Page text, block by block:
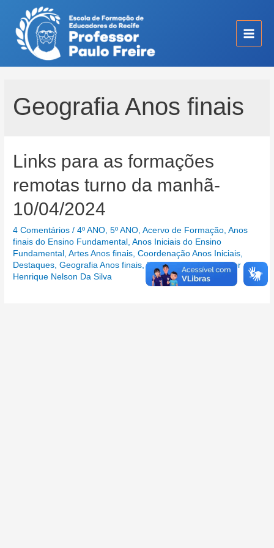
conteúdo
Main
Geografia Anos finais
Links para as formações
remotas turno da manhã-
10/04/2024
4 Comentários /4º ANO,5º ANO,Acervo de Formação,Anos
finais do Ensino Fundamental ,Anos Iniciais do Ensino
Fundamental ,Artes Anos finais,Coordenação Anos Iniciais,
Destaques,Geografia Anos finais,História Anos finais
/ Por
Henrique Nelson Da Silva